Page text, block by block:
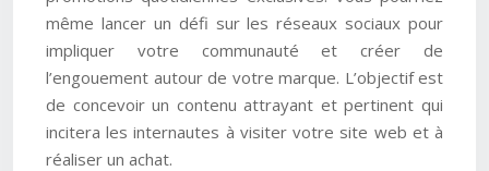
même lancer un défi sur les réseaux sociaux pour
impliquer votre communauté et créer de
l’engouement autour de votre marque. L’objectif est
de concevoir un contenu attrayant et pertinent qui
incitera les internautes à visiter votre site web et à
réaliser un achat.